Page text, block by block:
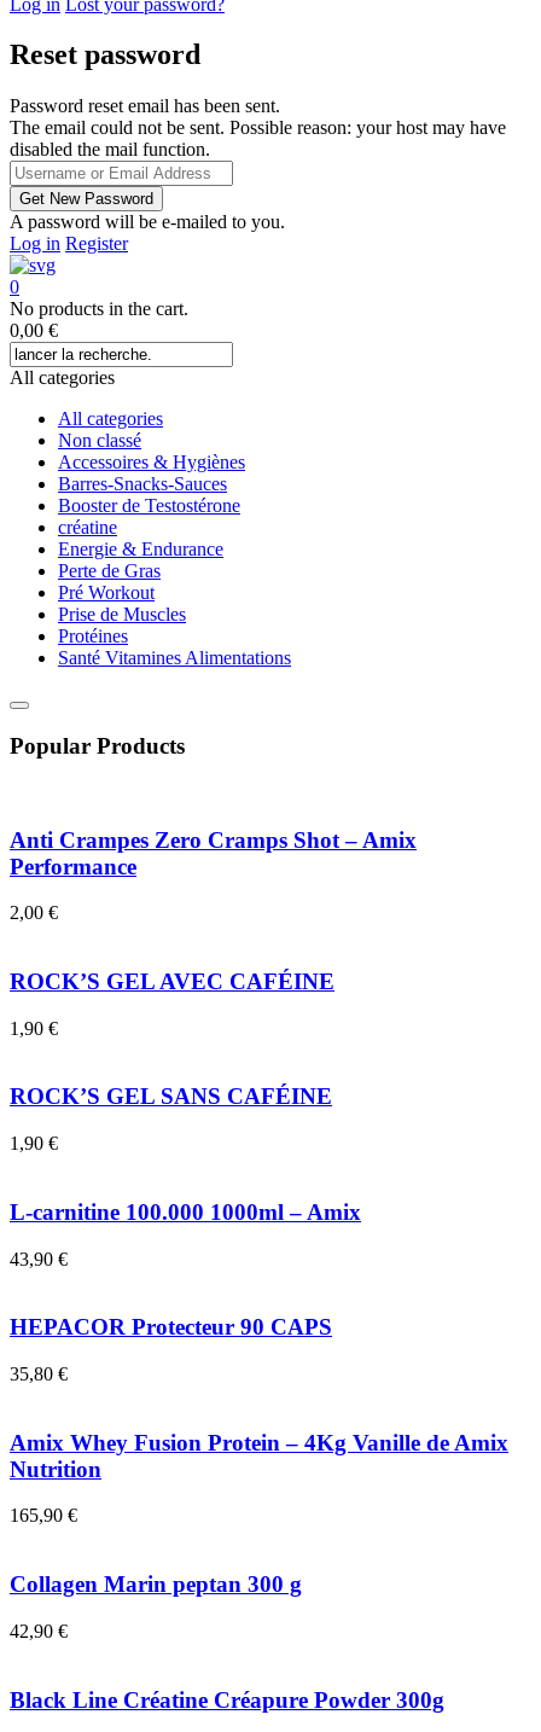
Reset password
Password reset email has been sent.
The email could not be sent. Possible reason: your host may have
disabled the mail function.
A password will be e-mailed to you.
Log in Register
0
No products in the cart.
0,00 €
All categories
All categories
Non classé
Accessoires & Hygiènes
Barres-Snacks-Sauces
Booster de Testostérone
créatine
Energie & Endurance
Perte de Gras
Pré Workout
Prise de Muscles
Protéines
Santé Vitamines Alimentations
Popular Products
Anti Crampes Zero Cramps Shot – Amix
Performance
2,00 €
ROCK’S GEL AVEC CAFÉINE
1,90 €
ROCK’S GEL SANS CAFÉINE
1,90 €
L-carnitine 100.000 1000ml – Amix
43,90 €
HEPACOR Protecteur 90 CAPS
35,80 €
Amix Whey Fusion Protein – 4Kg Vanille de Amix
Nutrition
165,90 €
Collagen Marin peptan 300 g
42,90 €
Black Line Créatine Créapure Powder 300g